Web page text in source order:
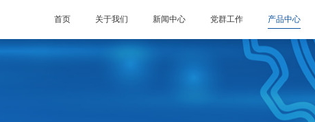
首页 关于我们 新闻中心 党群工作 产品中心